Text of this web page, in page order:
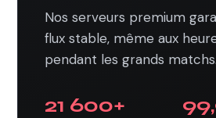
Nos serveurs premium
flux stable, même aux
pendant les grands matchs.
21 600+